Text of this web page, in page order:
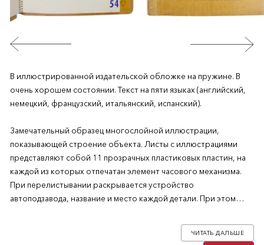
В иллюстрированной издательской обложке на пружине. В
очень хорошем состоянии. Текст на пяти языках (английский,
немецкий, французский, итальянский, испанский).
Замечательный образец многослойной иллюстрации,
показывающей строение объекта. Листы с иллюстрациями
представляют собой 11 прозрачных пластиковых пластин, на
каждой из которых отпечатан элемент часового механизма.
При перелистывании раскрывается устройство
автоподзавода, название и место каждой детали. При этом
обратном порядке. В конце справочника дано краткое
описание работы механизма на пяти языках (на 12-й пластине).
ЧИТАТЬ ДАЛЬШЕ